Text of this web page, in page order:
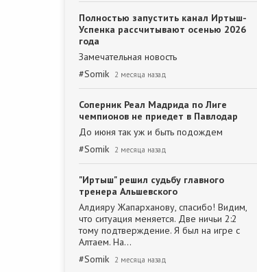
Полностью запустить канал Иртыш-
Успенка рассчитывают осенью 2026
года
Замечательная новость
#Somik 2 месяца назад
Соперник Реал Мадрида по Лиге
чемпионов не приедет в Павлодар
До июня так уж и быть подождем
#Somik 2 месяца назад
"Иртыш" решил судьбу главного
тренера Альшевского
Алдияру Жапарханову, спасибо! Видим,
что ситуация меняется. Две ничьи 2:2
тому подтверждение. Я был на игре с
Алтаем. На…
#Somik 2 месяца назад